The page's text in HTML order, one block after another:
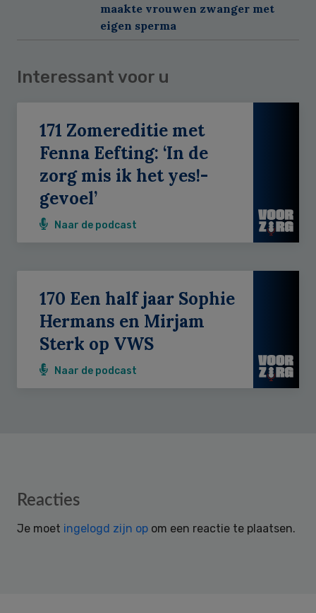
maakte vrouwen zwanger met
eigen sperma
Interessant voor u
171 Zomereditie met
Fenna Eefting: ‘In de
zorg mis ik het yes!-
gevoel’
Naar de podcast
170 Een half jaar Sophie
Hermans en Mirjam
Sterk op VWS
Naar de podcast
Reader
Reacties
Je moet ingelogd zijn op om een reactie te plaatsen.